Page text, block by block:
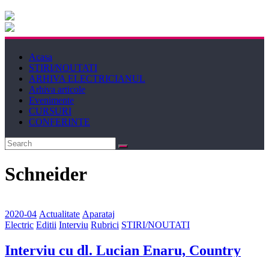
Electricianul
Revista
Electricianul
Acasa
STIRI/NOUTATI
ARHIVA ELECTRICIANUL
Arhiva articole
Evenimente
CURSURI
CONFERINTE
Schneider
2020-04 Actualitate Aparataj
Electric Editii Interviu Rubrici STIRI/NOUTATI
Interviu cu dl. Lucian Enaru, Country